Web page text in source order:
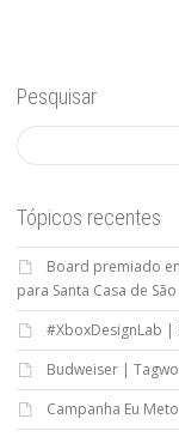
Pesquisar
Tópicos recentes
Board premiado
para Santa Casa de
#XboxDesignLab |
Budweiser |
Campanha Eu